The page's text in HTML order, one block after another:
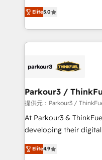
impact of your digital
detailed financial
embark on a
business up for long-
DIGITALISIM, nous
réussite des
le marketing digital, et
pourquoi, nos experts
référencement, votre
projet HubSpot avec
migration et
Développement des
métiers ⚙️ Configuration de la plateforme HubSpot
Book Process &
Elite5.0
Parkour3 /
提供元：Parkour3 /
At Parkour3 &
developing their
technologies and
sales processes to
Elite4.9